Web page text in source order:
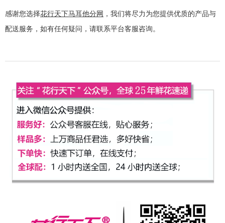
感谢您选择花行天下马耳他分网 ，我们将尽力为您提供优质的产品与
配送服务，如有任何疑问，请联系平台客服咨询。